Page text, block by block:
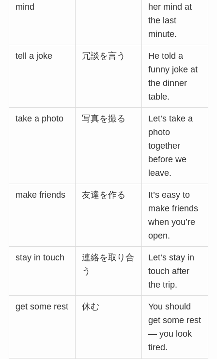
mind
her mind at
the last
minute.
tell a joke 冗談を言う
He told a
funny joke at
the dinner
table.
take a photo 写真を撮る
Let’s take a
photo
together
before we
leave.
make friends 友達を作る
It’s easy to
make friends
when you’re
open.
stay in touch
連絡を取り合
う
Let’s stay in
touch after
the trip.
get some rest 休む
You should
get some rest
— you look
tired.